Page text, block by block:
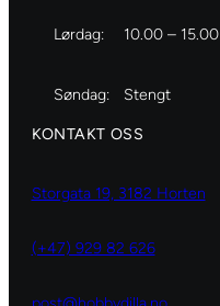
Lørdag: 10.00 – 15.00
Søndag: Stengt
KONTAKT OSS
Storgata 19, 3182 Horten
(+47) 929 82 626